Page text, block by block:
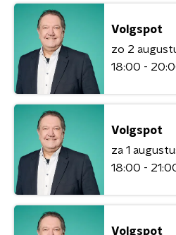
Volgspot
zo 2
18:00 -
Volgspot
za 1
18:00 -
Volgspot